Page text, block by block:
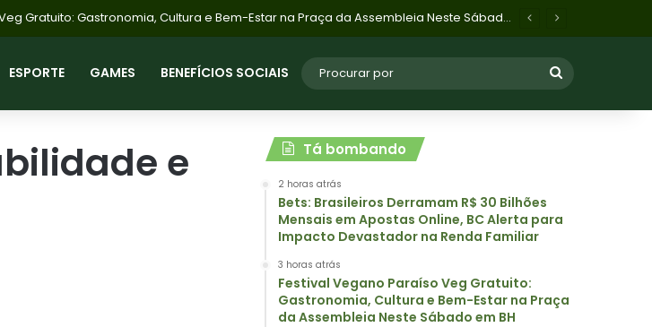
Início Dia 18 com NIS 1; Saiba Como Consultar e Evitar Bloqueios
ESPORTE GAMES BENEFÍCIOS SOCIAIS
e
Tá bombando
2 horas atrás
Bets: Brasileiros Derramam R$ 30 Bilhões
Mensais em Apostas Online, BC Alerta para
Impacto Devastador na Renda Familiar
3 horas atrás
Festival Vegano Paraíso Veg Gratuito:
Gastronomia, Cultura e Bem-Estar na Praça
da Assembleia Neste Sábado em BH